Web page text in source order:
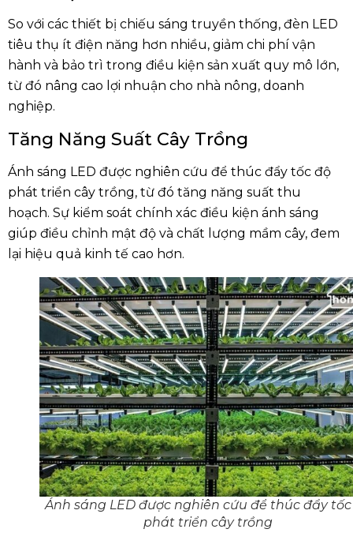
So với các thiết bị chiếu sáng truyền thống, đèn LED
tiêu thụ ít điện năng hơn nhiều, giảm chi phí vận
hành và bảo trì trong điều kiện sản xuất quy mô lớn,
từ đó nâng cao lợi nhuận cho nhà nông, doanh
nghiệp.
Tăng Năng Suất Cây Trồng
Ánh sáng LED được nghiên cứu để thúc đẩy tốc độ
phát triển cây trồng, từ đó tăng năng suất thu
hoạch. Sự kiểm soát chính xác điều kiện ánh sáng
giúp điều chỉnh mật độ và chất lượng mầm cây, đem
lại hiệu quả kinh tế cao hơn.
Ánh sáng LED được nghiên cứu để thúc đẩy
phát triển cây trồng